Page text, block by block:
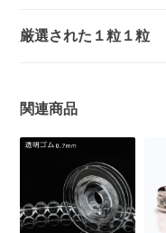
厳選された１粒１粒
関連商品